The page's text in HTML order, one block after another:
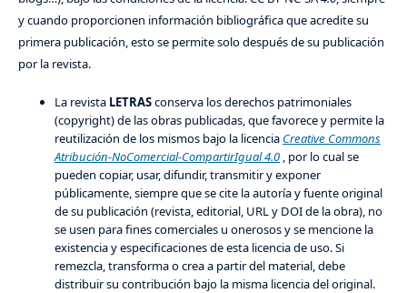
y cuando proporcionen información bibliográfica que acredite su
primera publicación, esto se permite solo después de su publicación
por la revista.
La revista LETRASconserva los derechos patrimoniales
(copyright) de las obras publicadas, que favorece y permite la
reutilización de los mismos bajo la licencia Creative Commons
Atribución-NoComercial-CompartirIgual 4.0, por lo cual se
pueden copiar, usar, difundir, transmitir y exponer
públicamente, siempre que se cite la autoría y fuente original
de su publicación (revista, editorial, URL y DOI de la obra), no
se usen para fines comerciales u onerosos y se mencione la
existencia y especificaciones de esta licencia de uso. Si
remezcla, transforma o crea a partir del material, debe
distribuir su contribución bajo la misma licencia del original.